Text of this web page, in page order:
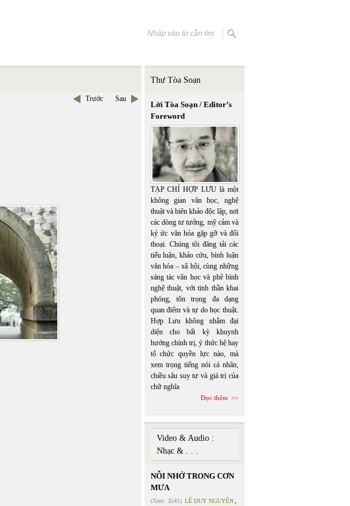
Trước Sau
Thư Tòa Soạn
Lời Tòa Soạn / Editor’s
Foreword
TẠP CHÍ HỢP LƯU là một
không gian văn học, nghệ
thuật và biên khảo độc lập, nơi
các dòng tư tưởng, mỹ cảm và
ký ức văn hóa gặp gỡ và đối
thoại. Chúng tôi đăng tải các
tiểu luận, khảo cứu, bình luận
văn hóa – xã hội, cùng những
sáng tác văn học và phê bình
nghệ thuật, với tinh thần khai
phóng, tôn trọng đa dạng
quan điểm và tự do học thuật.
Hợp Lưu không nhằm đại
diện cho bất kỳ khuynh
hướng chính trị, ý thức hệ hay
tổ chức quyền lực nào, mà
xem trọng tiếng nói cá nhân,
chiều sâu suy tư và giá trị của
chữ nghĩa
Đọc thêm
Video & Audio :
Nhạc & . . .
NỖI NHỚ TRONG CƠN
MƯA
(Xem: 3541) LÊ DUY NGUYÊN